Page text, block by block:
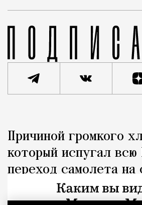
Город
Причиной громкого
который испугал
переход самолета на
Николай Спиридонов